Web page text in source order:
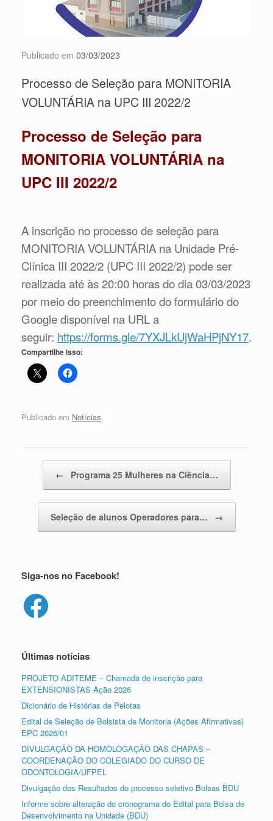
Publicado em 03/03/2023
Processo de Seleção para MONITORIA
VOLUNTÁRIA na UPC III 2022/2
Processo de Seleção para
MONITORIA VOLUNTÁRIA na
UPC III 2022/2
A inscrição no processo de seleção para
MONITORIA VOLUNTÁRIA na Unidade Pré-
Clínica III 2022/2 (UPC III 2022/2) pode ser
realizada até às 20:00 horas do dia 03/03/2023
por meio do preenchimento do formulário do
Google disponível na URL a
seguir: https://forms.gle/7YXJLkUjWaHPjNY17.
Compartilhe isso:
Publicado em Notícias.
← Programa 25 Mulheres na Ciência…
Seleção de alunos Operadores para… →
Siga-nos no Facebook!
Facebook
Últimas notícias
PROJETO ADITEME – Chamada de inscrição para
EXTENSIONISTAS Ação 2026
Dicionário de Histórias de Pelotas
Edital de Seleção de Bolsista de Monitoria (Ações Afirmativas)
EPC 2026/01
DIVULGAÇÃO DA HOMOLOGAÇÃO DAS CHAPAS –
COORDENAÇÃO DO COLEGIADO DO CURSO DE
ODONTOLOGIA/UFPEL
Divulgação dos Resultados do processo seletivo Bolsas BDU
Informe sobre alteração do cronograma do Edital para Bolsa de
Desenvolvimento na Unidade (BDU)